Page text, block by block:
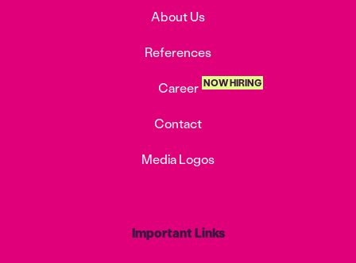
About Us
References
Career NOW HIRING
Contact
Media Logos
Important Links